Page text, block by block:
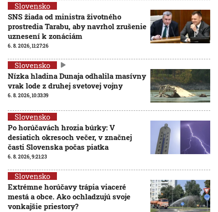
Slovensko
SNS žiada od ministra životného
prostredia Tarabu, aby navrhol zrušenie
uznesení k zonáciám
6. 8. 2026, 11:27:26
Slovensko
Nízka hladina Dunaja odhalila masívny
vrak lode z druhej svetovej vojny
6. 8. 2026, 10:33:39
Slovensko
Po horúčavách hrozia búrky: V
desiatich okresoch večer, v značnej
časti Slovenska počas piatka
6. 8. 2026, 9:21:23
Slovensko
Extrémne horúčavy trápia viaceré
mestá a obce. Ako ochladzujú svoje
vonkajšie priestory?